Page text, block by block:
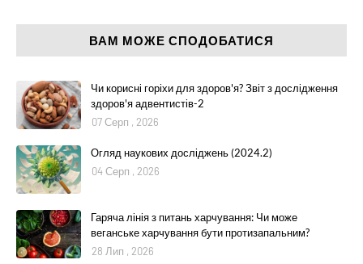
ВАМ МОЖЕ СПОДОБАТИСЯ
Чи корисні горіхи для здоров'я? Звіт з дослідження
здоров'я адвентистів-2
07 Серп , 2026
Огляд наукових досліджень (2024.2)
04 Серп , 2026
Гаряча лінія з питань харчування: Чи може
веганське харчування бути протизапальним?
28 Лип , 2026